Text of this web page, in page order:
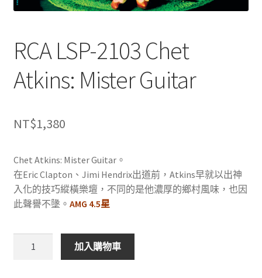
RCA LSP-2103 Chet
Atkins: Mister Guitar
NT$1,380
Chet Atkins: Mister Guitar。
在Eric Clapton、Jimi Hendrix出道前，Atkins早就以出神
入化的技巧縱橫樂壇，不同的是他濃厚的鄉村風味，也因
此聲譽不墬。 AMG 4.5星
加入購物車